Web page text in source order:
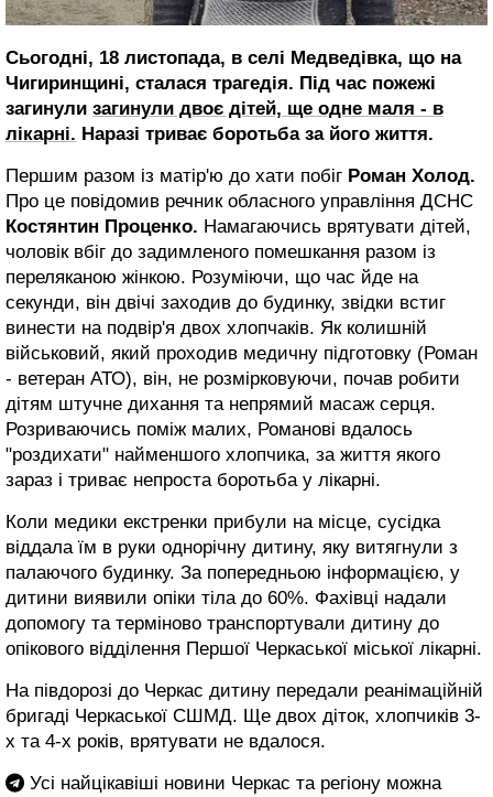
Сьогодні, 18 листопада, в селі Медведівка, що на
Чигиринщині, сталася трагедія. Під час пожежі
загинули загинули двоє дітей, ще одне маля - в
лікарні. Наразі триває боротьба за його життя.
Першим разом із матір'ю до хати побіг Роман Холод.
Про це повідомив речник обласного управління ДСНС
Костянтин Проценко. Намагаючись врятувати дітей,
чоловік вбіг до задимленого помешкання разом із
переляканою жінкою. Розуміючи, що час йде на
секунди, він двічі заходив до будинку, звідки встиг
винести на подвір'я двох хлопчаків. Як колишній
військовий, який проходив медичну підготовку (Роман
- ветеран АТО), він, не розмірковуючи, почав робити
дітям штучне дихання та непрямий масаж серця.
Розриваючись поміж малих, Романові вдалось
"роздихати" найменшого хлопчика, за життя якого
зараз і триває непроста боротьба у лікарні.
Коли медики екстренки прибули на місце, сусідка
віддала їм в руки однорічну дитину, яку витягнули з
палаючого будинку. За попередньою інформацією, у
дитини виявили опіки тіла до 60%. Фахівці надали
допомогу та терміново транспортували дитину до
опікового відділення Першої Черкаської міської лікарні.
На півдорозі до Черкас дитину передали реанімаційній
бригаді Черкаської СШМД. Ще двох діток, хлопчиків 3-
х та 4-х років, врятувати не вдалося.
Усі найцікавіші новини Черкас та регіону можна